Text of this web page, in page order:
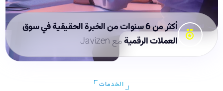
أكثر من 6 سنوات من الخبرة الحقيقية في سوق
العملات الرقميةمع Javizen
الخدمات